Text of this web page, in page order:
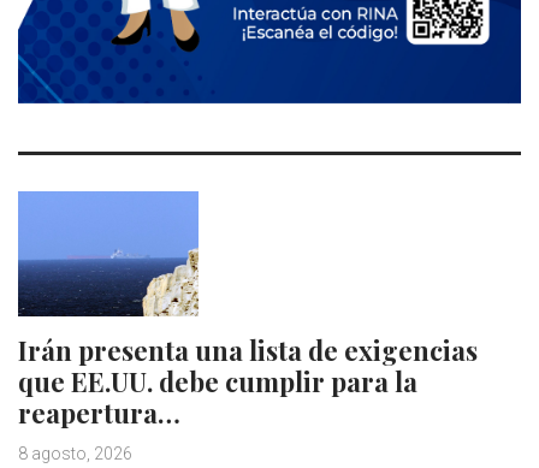
Irán presenta una lista de exigencias
que EE.UU. debe cumplir para la
reapertura…
8 agosto, 2026